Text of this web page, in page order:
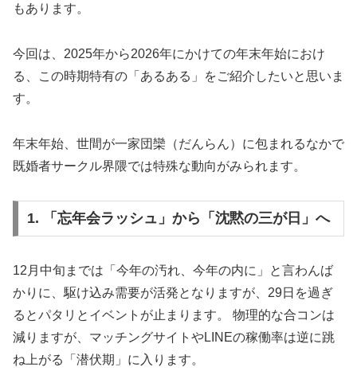
もあります。
今回は、2025年から2026年にかけての年末年始におけ
る、この時期特有の「あるある」をご紹介したいと思いま
す。
年末年始、世間が一家団欒（だんらん）に包まれるなかで
既婚者サークル界隈では特殊な動向がみられます。
1. 「忘年会ラッシュ」から「沈黙の三が日」へ
12月中旬までは「今年の汚れ、今年の内に」と言わんば
かりに、駆け込み需要が活発となりますが、29日を過ぎ
るとパタリとイベントが止まります。 物理的な合コンは
減りますが、マッチングサイトやLINEの稼働率は逆に跳
ね上がる「潜伏期」に入ります。